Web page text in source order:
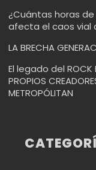
¿Cuántas horas
afecta el caos vial
LA BRECHA
El legado del ROCK
PROPIOS
METROPÓLITAN